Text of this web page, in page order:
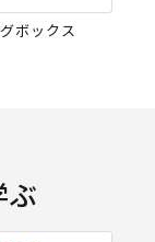
ボックス
ぶ